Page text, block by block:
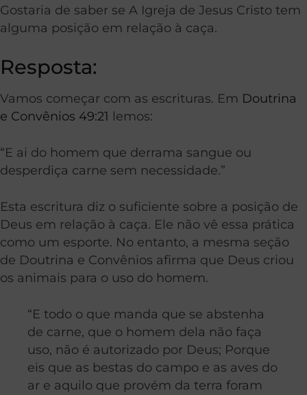
Gostaria de saber se A Igreja de Jesus Cristo tem
alguma posição em relação à caça.
Resposta:
Vamos começar com as escrituras. Em Doutrina
e Convênios 49:21 lemos:
“E ai do homem que derrama sangue ou
desperdiça carne sem necessidade.”
Esta escritura diz o suficiente sobre a posição de
Deus em relação à caça. Ele não vê essa prática
como um esporte. No entanto, a mesma seção
de Doutrina e Convênios afirma que Deus criou
os animais para o uso do homem.
“E todo o que manda que se abstenha
de carne, que o homem dela não faça
uso, não é autorizado por Deus; Porque
eis que as bestas do campo e as aves do
ar e aquilo que provém da terra foram